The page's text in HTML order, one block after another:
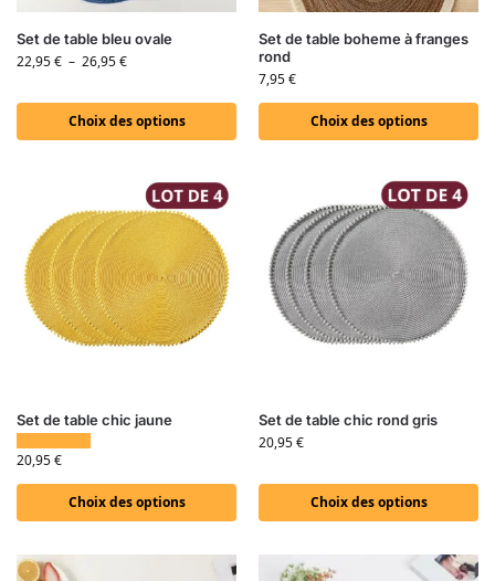
Set de table bleu ovale
22,95€ – 26,95€
Choix des options
Set de table boheme à franges
rond
7,95€
Choix des options
Set de table chic jaune
20,95€
Choix des options
Set de table chic rond gris
20,95€
Choix des options